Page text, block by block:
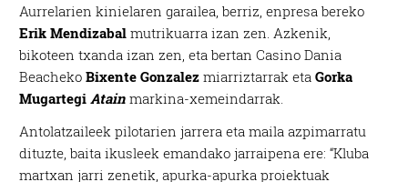
Aurrelarien kinielaren garailea, berriz, enpresa bereko
Erik Mendizabal mutrikuarra izan zen. Azkenik,
bikoteen txanda izan zen, eta bertan Casino Dania
BeachekoBixente Gonzalez miarriztarrak etaGorka
MugartegiAtain markina-xemeindarrak.
Antolatzaileek pilotarien jarrera eta maila azpimarratu
dituzte, baita ikusleek emandako jarraipena ere: “Kluba
martxan jarri zenetik, apurka-apurka proiektuak